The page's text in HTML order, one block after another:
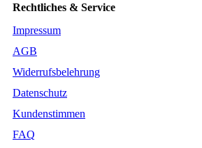
Rechtliches & Service
Impressum
AGB
Widerrufsbelehrung
Datenschutz
Kundenstimmen
FAQ